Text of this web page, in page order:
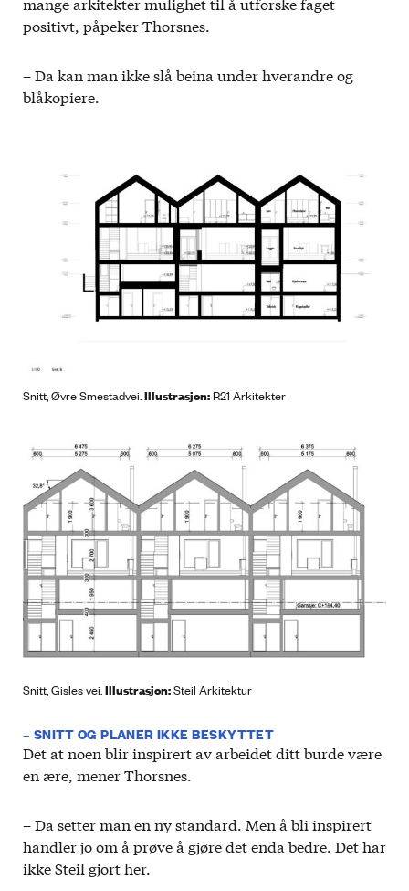
positivt, påpeker Thorsnes.
– Da kan man ikke slå beina under hverandre og
blåkopiere.
Snitt, Øvre Smestadvei. Illustrasjon:R21 Arkitekter
Snitt, Gisles vei.Illustrasjon:Steil Arkitektur
– SNITT OG PLANER IKKE BESKYTTET
Det at noen blir inspirert av arbeidet ditt burde være
en ære, mener Thorsnes.
– Da setter man en ny standard. Men å bli inspirert
handler jo om å prøve å gjøre det enda bedre. Det har
ikke Steil gjort her.